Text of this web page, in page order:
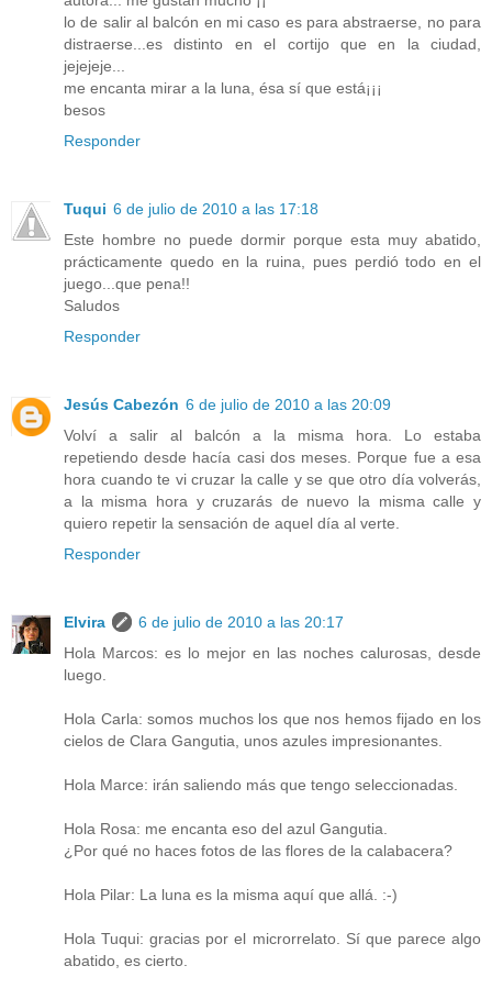
lo de salir al balcón en mi caso es para abstraerse, no para
distraerse...es distinto en el cortijo que en la ciudad,
jejejeje...
me encanta mirar a la luna, ésa sí que está¡¡¡
besos
Responder
Tuqui 6 de julio de 2010 a las 17:18
Este hombre no puede dormir porque esta muy abatido,
prácticamente quedo en la ruina, pues perdió todo en el
juego...que pena!!
Saludos
Responder
Jesús Cabezón 6 de julio de 2010 a las 20:09
Volví a salir al balcón a la misma hora. Lo estaba
repetiendo desde hacía casi dos meses. Porque fue a esa
hora cuando te vi cruzar la calle y se que otro día volverás,
a la misma hora y cruzarás de nuevo la misma calle y
quiero repetir la sensación de aquel día al verte.
Responder
Elvira
6 de julio de 2010 a las 20:17
Hola Marcos: es lo mejor en las noches calurosas, desde
luego.
Hola Carla: somos muchos los que nos hemos fijado en los
cielos de Clara Gangutia, unos azules impresionantes.
Hola Marce: irán saliendo más que tengo seleccionadas.
Hola Rosa: me encanta eso del azul Gangutia.
¿Por qué no haces fotos de las flores de la calabacera?
Hola Pilar: La luna es la misma aquí que allá. :-)
Hola Tuqui: gracias por el microrrelato. Sí que parece algo
abatido, es cierto.